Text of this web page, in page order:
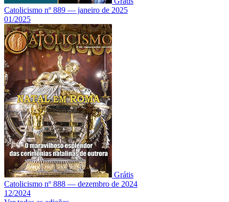
Catolicismo nº 889 — janeiro de 2025
01/2025
Grátis
Catolicismo nº 888 — dezembro de 2024
12/2024